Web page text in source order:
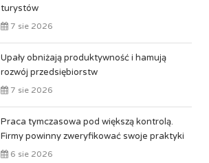
turystów
7 sie 2026
Upały obniżają produktywność i hamują
rozwój przedsiębiorstw
7 sie 2026
Praca tymczasowa pod większą kontrolą.
Firmy powinny zweryfikować swoje praktyki
6 sie 2026